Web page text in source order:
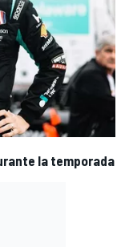
la temporada